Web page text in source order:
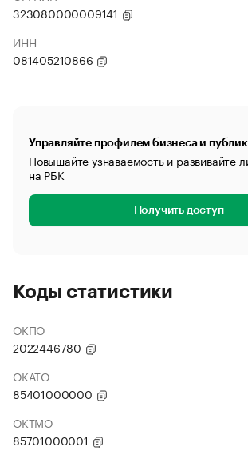
323080000009141
ИНН
081405210866
Управляйте профилем бизнеса и
Повышайте узнаваемость и развивайте
на РБК
Получить доступ
Коды статистики
ОКПО
2022446780
ОКАТО
85401000000
ОКТМО
85701000001